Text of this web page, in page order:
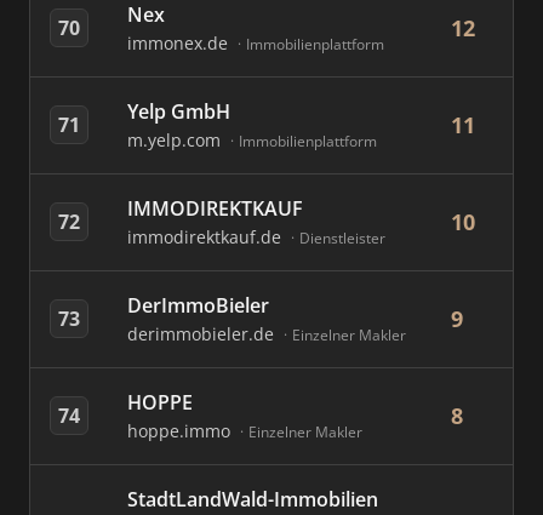
70 Nex
immonex.de Immobilienplattform
12
71 Yelp GmbH
m.yelp.com Immobilienplattform
11
72 IMMODIREKTKAUF
immodirektkauf.de Dienstleister
10
73 DerImmoBieler
derimmobieler.de Einzelner Makler
9
74 HOPPE
hoppe.immo Einzelner Makler
8
StadtLandWald-Immobilien